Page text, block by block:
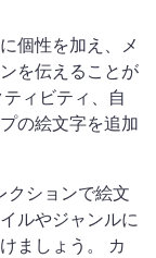
個性を加え、メ
を伝えることが
ィビティ、自
の絵文字を追加
クションで絵文
ルやジャンルに
ましょう。 カ